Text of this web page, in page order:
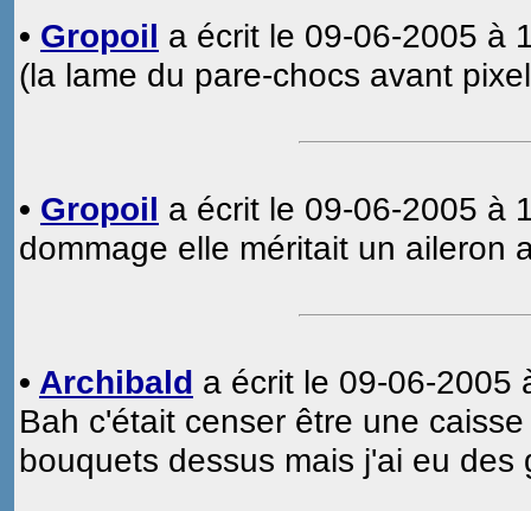
• Gropoil a écrit le 09-06-2005 à
(la lame du pare-chocs avant
• Gropoil a écrit le 09-06-2005 à
dommage elle méritait un aileron
• Archibald a écrit le 09-06-2005
Bah c'était censer être une
bouquets dessus mais j'ai eu des